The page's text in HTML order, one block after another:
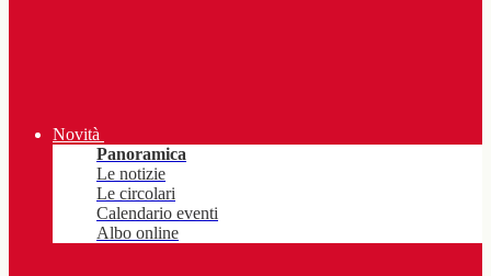
Novità
Panoramica
Le notizie
Le circolari
Calendario eventi
Albo online